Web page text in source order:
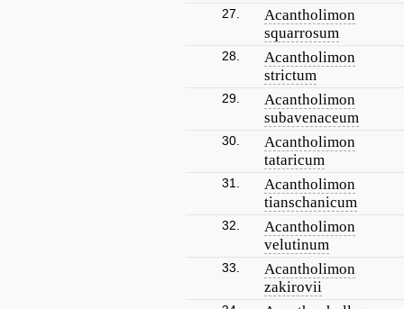
27.
Acantholimon
squarrosum
28.
Acantholimon
strictum
29.
Acantholimon
subavenaceum
30.
Acantholimon
tataricum
31.
Acantholimon
tianschanicum
32.
Acantholimon
velutinum
33.
Acantholimon
zakirovii